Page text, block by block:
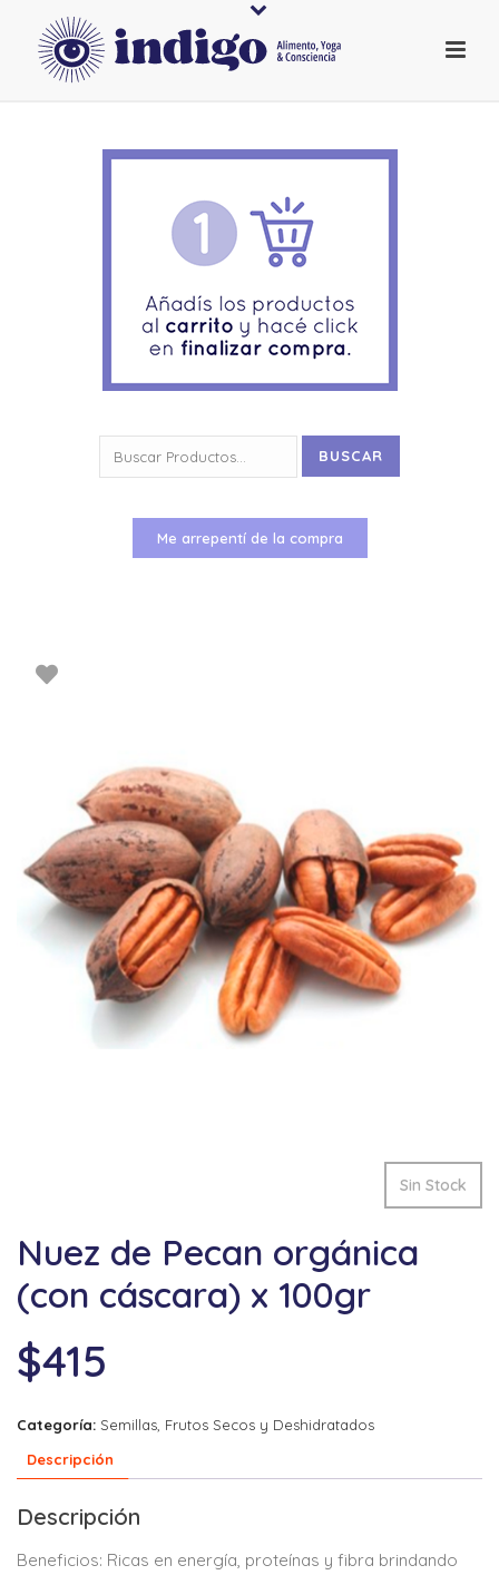
Sin Stock
Nuez de Pecan orgánica
(con cáscara) x 100gr
$415
Categoría: Semillas, Frutos Secos y Deshidratados
Descripción
Descripción
Beneficios: Ricas en energía, proteínas y fibra brindando
por:
BUSCAR
Me arrepentí de la compra